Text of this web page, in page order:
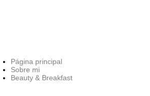
Página principal
Sobre mi
Beauty & Breakfast